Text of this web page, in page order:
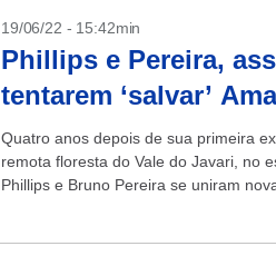
19/06/22 - 15:42min
Phillips e Pereira,
tentarem ‘salvar’
Quatro anos depois de sua primeira
remota floresta do Vale do Javari, no
Phillips e Bruno Pereira se uniram